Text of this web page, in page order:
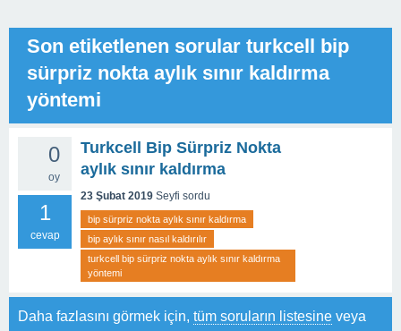
Son etiketlenen sorular turkcell bip
sürpriz nokta aylık sınır kaldırma
yöntemi
0
oy
1
cevap
Turkcell Bip Sürpriz Nokta
aylık sınır kaldırma
23 Şubat 2019 Seyfi sordu
bip sürpriz nokta aylık sınır kaldırma
bip aylık sınır nasıl kaldırılır
turkcell bip sürpriz nokta aylık sınır kaldırma
yöntemi
Daha fazlasını görmek için, tüm soruların listesine veya